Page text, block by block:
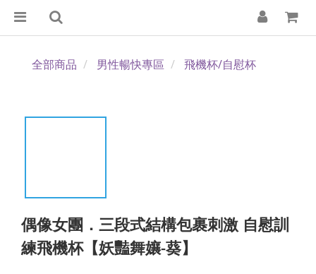
全部商品 男性暢快專區 飛機杯/自慰杯
偶像女團．三段式結構包裹刺激 自慰訓
練飛機杯【妖豔舞孃-葵】